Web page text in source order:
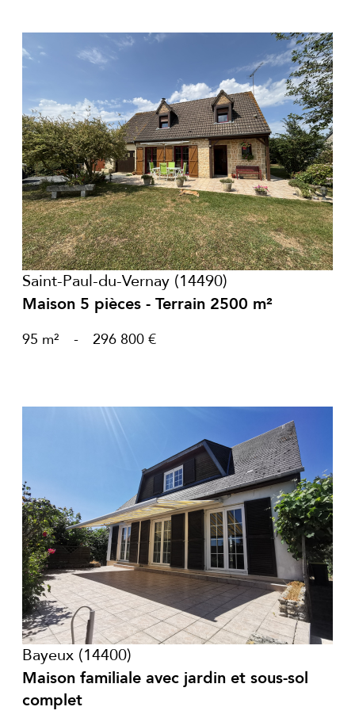
voir le bien
Saint-Paul-du-Vernay (14490)
Maison 5 pièces - Terrain 2500 m²
95 m² - 296 800 €
voir le bien
Bayeux (14400)
Maison familiale avec jardin et sous-sol
complet